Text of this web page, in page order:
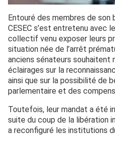
Entouré des membres de son
CESEC s’est entretenu avec
collectif venu exposer leurs
situation née de l’arrêt
anciens sénateurs souhaitent
éclairages sur la
ainsi que sur la possibilité de
parlementaire et des
Toutefois, leur mandat a été
suite du coup de la libération
a reconfiguré les institutions